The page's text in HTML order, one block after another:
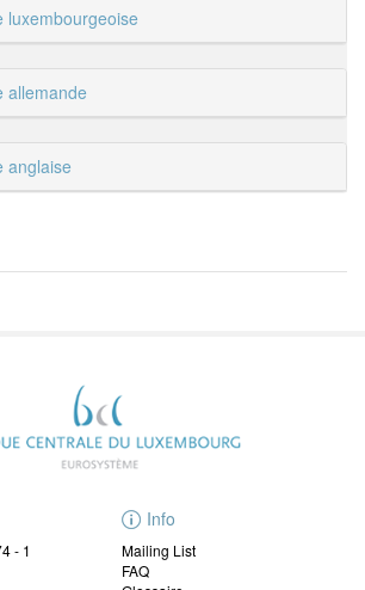
luxembourgeoise
allemande
anglaise
- 1
Info
Mailing List
FAQ